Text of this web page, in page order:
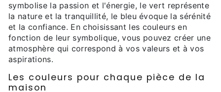
symbolise la passion et l'énergie, le vert représente
la nature et la tranquillité, le bleu évoque la sérénité
et la confiance. En choisissant les couleurs en
fonction de leur symbolique, vous pouvez créer une
atmosphère qui correspond à vos valeurs et à vos
aspirations.
Les couleurs pour chaque pièce de la
maison